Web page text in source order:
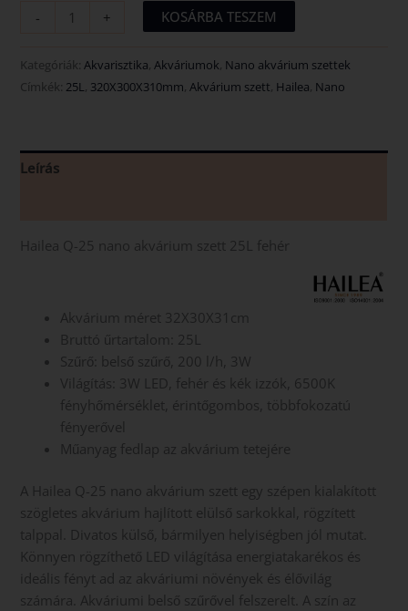
-
+ KOSÁRBA TESZEM
Kategóriák:Akvarisztika,Akváriumok, Nano akvárium szettek
Címkék: 25L, 320X300X310mm,Akvárium szett, Hailea, Nano
Leírás
Hailea Q-25 nano akvárium szett 25L fehér
Akvárium méret 32X30X31cm
Bruttó űrtartalom: 25L
Szűrő: belső szűrő, 200 l/h, 3W
Világítás: 3W LED, fehér és kék izzók, 6500K
fényhőmérséklet, érintőgombos, többfokozatú
fényerővel
Műanyag fedlap az akvárium tetejére
A Hailea Q-25 nano akvárium szett egy szépen kialakított
szögletes akvárium hajlított elülső sarkokkal, rögzített
talppal. Divatos külső, bármilyen helyiségben jól mutat.
Könnyen rögzíthető LED világítása energiatakarékos és
ideális fényt ad az akváriumi növények és élővilág
számára. Akváriumi belső szűrővel felszerelt. A szín az